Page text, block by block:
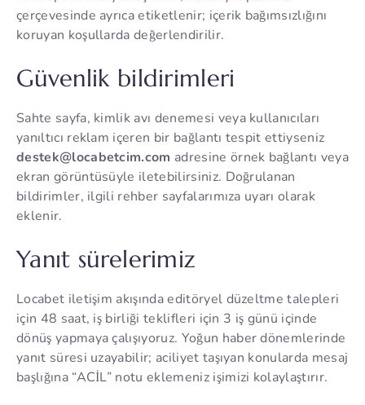
çerçevesinde ayrıca etiketlenir; içerik bağımsızlığını
koruyan koşullarda değerlendirilir.
Güvenlik bildirimleri
Sahte sayfa, kimlik avı denemesi veya kullanıcıları
yanıltıcı reklam içeren bir bağlantı tespit ettiyseniz
destek@locabetcim.com adresine örnek bağlantı veya
ekran görüntüsüyle iletebilirsiniz. Doğrulanan
bildirimler, ilgili rehber sayfalarımıza uyarı olarak
eklenir.
Yanıt sürelerimiz
Locabet iletişim akışında editöryel düzeltme talepleri
için 48 saat, iş birliği teklifleri için 3 iş günü içinde
dönüş yapmaya çalışıyoruz. Yoğun haber dönemlerinde
yanıt süresi uzayabilir; aciliyet taşıyan konularda mesaj
başlığına “ACİL” notu eklemeniz işimizi kolaylaştırır.